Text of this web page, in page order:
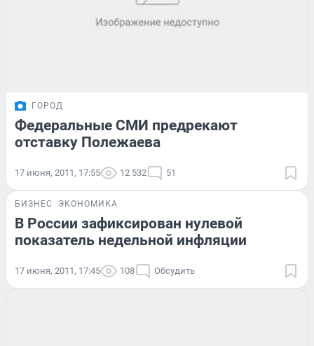
ГОРОД
Федеральные СМИ предрекают
отставку Полежаева
17 июня, 2011, 17:55 12 532 51
БИЗНЕС ЭКОНОМИКА
В России зафиксирован нулевой
показатель недельной инфляции
17 июня, 2011, 17:45 108 Обсудить